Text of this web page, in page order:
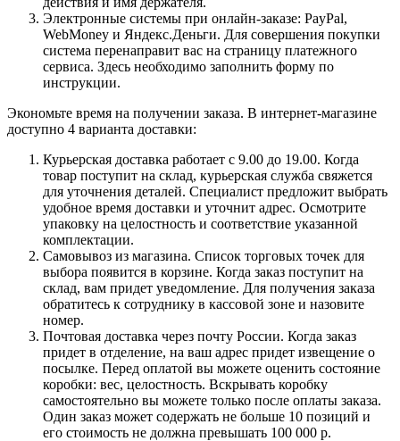
Электронные системы при онлайн-заказе: PayPal,
WebMoney и Яндекс.Деньги. Для совершения покупки
система перенаправит вас на страницу платежного
сервиса. Здесь необходимо заполнить форму по
инструкции.
Экономьте время на получении заказа. В интернет-магазине
доступно 4 варианта доставки:
Курьерская доставка работает с 9.00 до 19.00. Когда
товар поступит на склад, курьерская служба свяжется
для уточнения деталей. Специалист предложит выбрать
удобное время доставки и уточнит адрес. Осмотрите
упаковку на целостность и соответствие указанной
комплектации.
Самовывоз из магазина. Список торговых точек для
выбора появится в корзине. Когда заказ поступит на
склад, вам придет уведомление. Для получения заказа
обратитесь к сотруднику в кассовой зоне и назовите
номер.
Почтовая доставка через почту России. Когда заказ
придет в отделение, на ваш адрес придет извещение о
посылке. Перед оплатой вы можете оценить состояние
коробки: вес, целостность. Вскрывать коробку
самостоятельно вы можете только после оплаты заказа.
Один заказ может содержать не больше 10 позиций и
его стоимость не должна превышать 100 000 р.